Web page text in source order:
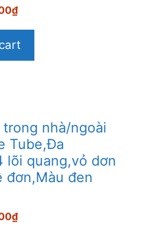
₫
nhà/ngoài
Tube,Đa
lõi quang,vỏ dơn
đơn,Màu đen
₫